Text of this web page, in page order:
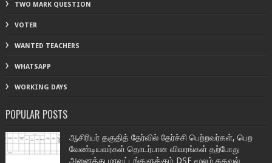
TWO MARK QUESTION
VOTER
WANTED TEACHERS
WHATSAPP
WORKING DAYS
POPULAR POSTS
ஆசிரியர் தகுதித் தேர்வில் தேர்ச்சி பெற்றவர்கள், பெற
வேண்டியவர்கள் தொடர்பான விவரங்கள் தற்போது
அனைத்து மாவட்டங்களுக்கும் DSE மூலம் தகவல்